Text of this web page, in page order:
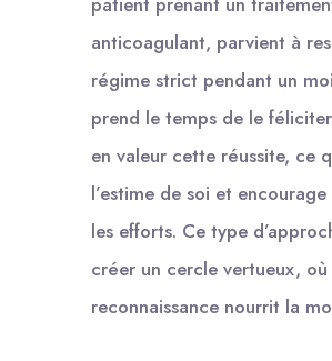
anticoagulant, parvient à
régime strict pendant un
prend le temps de le
en valeur cette réussite, ce
l’estime de soi et
les efforts. Ce type
créer un cercle vertueux, où
reconnaissance nourrit la